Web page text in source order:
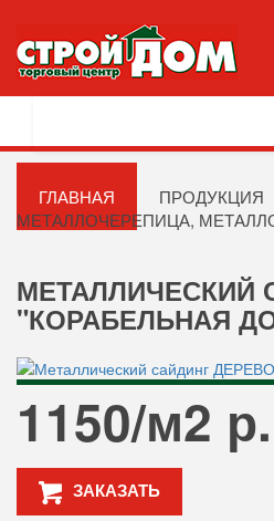
ГЛАВНАЯ ПРОДУКЦИЯ
МЕТАЛЛОЧЕРЕПИЦА,
МЕТАЛЛИЧЕСКИЙ
"КОРАБЕЛЬНАЯ
1150/м2 р.
ЗАКАЗАТЬ